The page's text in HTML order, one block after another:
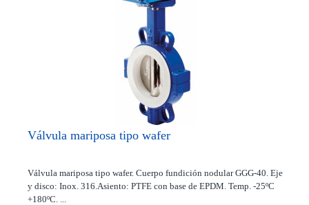
Válvula mariposa tipo wafer
Válvula mariposa tipo wafer. Cuerpo fundición nodular GGG-40. Eje
y disco: Inox. 316.Asiento: PTFE con base de EPDM. Temp. -25ºC
+180ºC. ...